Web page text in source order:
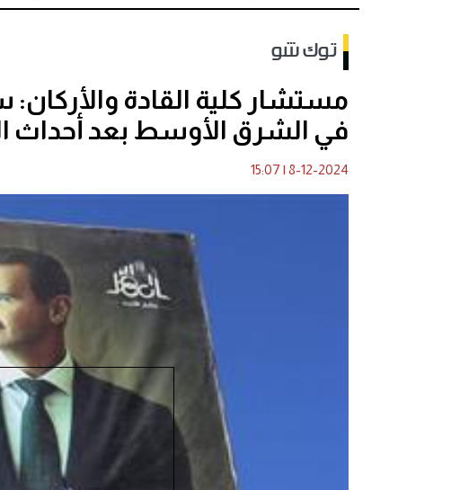
توك شو
مستشار كلية القادة
في الشرق الأوسط بعد أحداث
8-12-2024
|
15:07